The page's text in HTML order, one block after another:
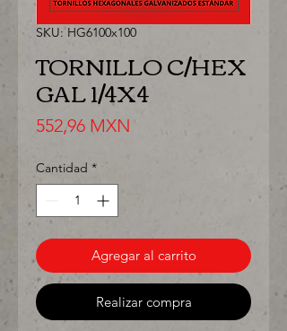
SKU: HG6100x100
TORNILLO C/HEX
GAL 1/4X4
552,96 MXN
Cantidad *
Agregar al carrito
Realizar compra